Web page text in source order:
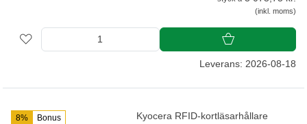
(inkl. moms)
Leverans: 2026-08-18
8% Bonus Kyocera RFID-kortläsarhållare